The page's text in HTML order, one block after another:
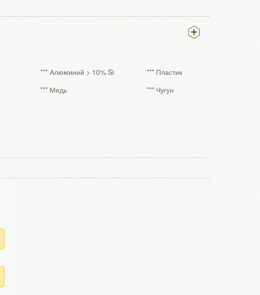
*** Алюминий > 10% Si
*** Пластик
*** Медь
*** Чугун